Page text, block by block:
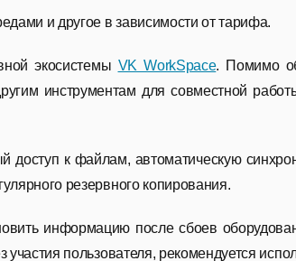
и другое в зависимости от тарифа.
экосистемы VK WorkSpace. Помимо
инструментам для совместной
доступ к файлам, автоматическую
резервного копирования.
информацию после сбоев
участия пользователя, рекомендуется